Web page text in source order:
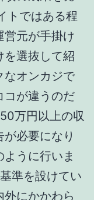
準を設けてい
外にかかわら
れを選んでも
お勧めポイ
たオンライン
えば、消化率
としても、
ることになっ
ジノは海外で
に対応した